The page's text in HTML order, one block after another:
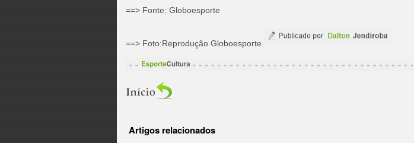
==> Fonte: Globoesporte
==> Foto:Reprodução Globoesporte
Artigos relacionados